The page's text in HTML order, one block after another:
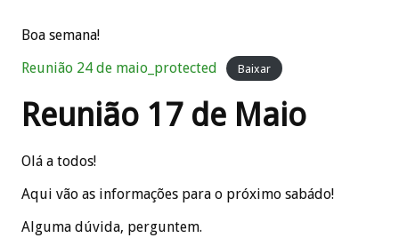
Boa semana!
Reunião 24 de maio_protected
Baixar
Reunião 17 de Maio
Olá a todos!
Aqui vão as informações para o próximo sabádo!
Alguma dúvida, perguntem.